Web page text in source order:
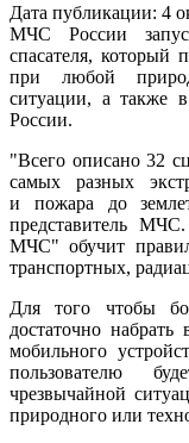
Дата публикации: 4
МЧС России
спасателя, который
при любой
ситуации, а также
России.
"Всего описано 32
самых разных
и пожара до
представитель
МЧС" обучит
транспортных,
Для того чтобы
достаточно набрать
мобильного
пользователю
чрезвычайной
природного или